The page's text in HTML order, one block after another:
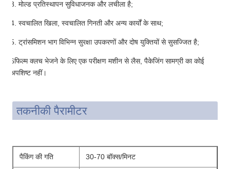
3. मोल्ड प्रतिस्थापन सुविधाजनक और लचीला है;
4. स्वचालित खिला, स्वचालित गिनती और अन्य कार्यों के साथ;
5. ट्रांसमिशन भाग विभिन्न सुरक्षा उपकरणों और दोष युक्तियों से सुसज्जित है;
6फिल्म क्लच भेजने के लिए एक परीक्षण मशीन से लैस, पैकेजिंग सामग्री का कोई
अपशिष्ट नहीं।
तकनीकी पैरामीटर
पैकिंग की गति 30-70 बॉक्स/मिनट